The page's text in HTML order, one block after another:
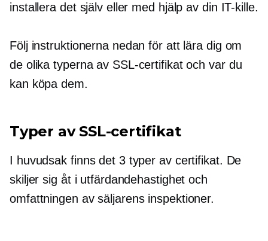
installera det själv eller med hjälp av din IT-kille.
Följ instruktionerna nedan för att lära dig om
de olika typerna av SSL-certifikat och var du
kan köpa dem.
Typer av SSL-certifikat
I huvudsak finns det 3 typer av certifikat. De
skiljer sig åt i utfärdandehastighet och
omfattningen av säljarens inspektioner.